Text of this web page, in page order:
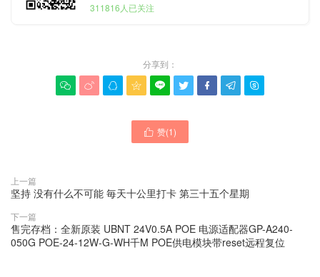
311816人已关注
分享到：
        
 赞(1)
上一篇
坚持 没有什么不可能 毎天十公里打卡 第三十五个星期
下一篇
售完存档：全新原装 UBNT 24V0.5A POE 电源适配器GP-A240-
050G POE-24-12W-G-WH千M POE供电模块带reset远程复位